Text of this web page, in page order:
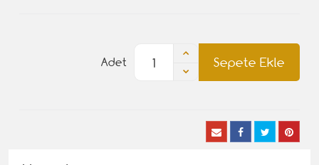
Sepete Ekle
Adet